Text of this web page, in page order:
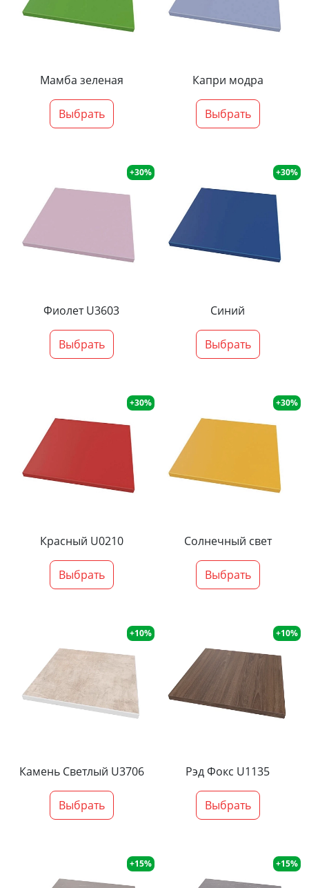
Мамба зеленая
Выбрать
Капри модра
Выбрать
+30%
Фиолет U3603
Выбрать
+30%
Синий
Выбрать
+30%
Красный U0210
Выбрать
+30%
Солнечный свет
Выбрать
+10%
Камень Светлый U3706
Выбрать
+10%
Рэд Фокс U1135
Выбрать
+15% +15%